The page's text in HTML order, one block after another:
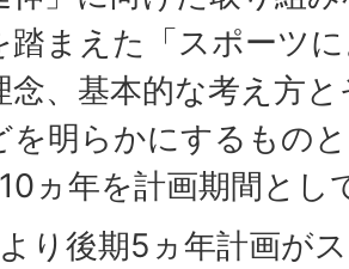
踏まえた「スポーツ
念、基本的な考え方
を明らかにするもの
ヵ年を計画期間とし
り後期5ヵ年計画が